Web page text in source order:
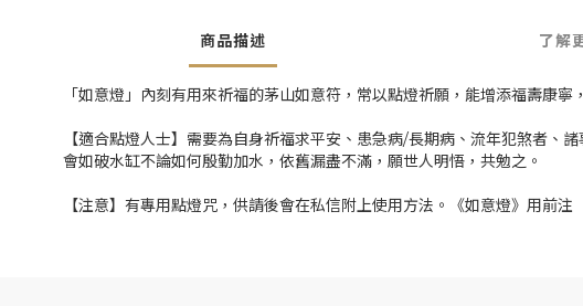
商品描述 了解
「如意燈」內刻有用來祈福的茅山如意符，常以點燈祈願，能增添福壽康
【適合點燈人士】需要為自身祈福求平安、患急病/長期病、流年犯煞者
會如破水缸不論如何殷勤加水，依舊漏盡不滿，願世人明悟，共勉之。
【注意】有專用點燈咒，供請後會在私信附上使用方法。《如意燈》用前注